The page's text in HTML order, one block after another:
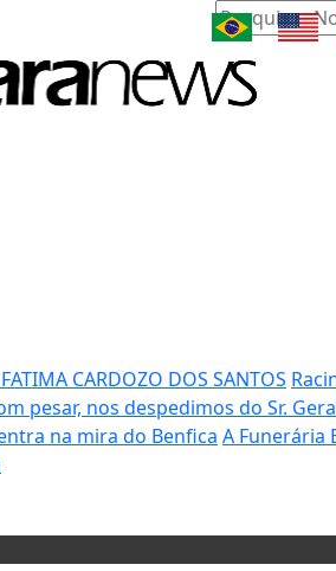
Pesquisar
CARDOZO DOS SANTOS
pesar, nos despedimos do Sr.
na mira do Benfica A Funerária